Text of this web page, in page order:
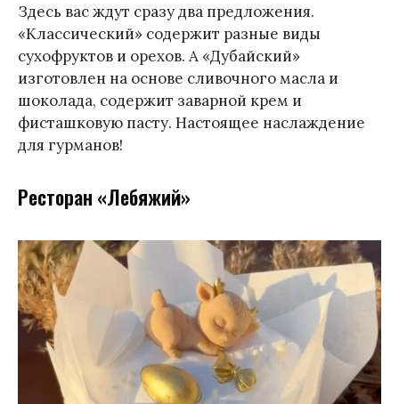
Здесь вас ждут сразу два предложения.
«Классический» содержит разные виды
сухофруктов и орехов. А «Дубайский»
изготовлен на основе сливочного масла и
шоколада, содержит заварной крем и
фисташковую пасту. Настоящее наслаждение
для гурманов!
Ресторан «Лебяжий»